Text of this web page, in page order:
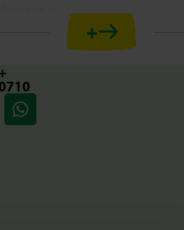
SES strijkkralen
geef je je ontwerpen
+